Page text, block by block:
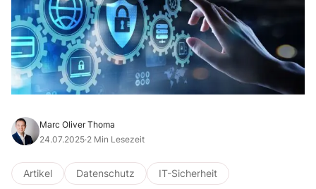
Marc Oliver Thoma
24.07.2025·2 Min Lesezeit
Artikel Datenschutz IT-Sicherheit